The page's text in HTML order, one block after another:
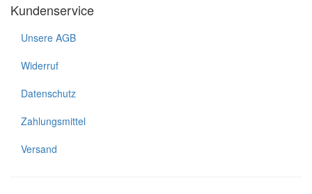
Kundenservice
Unsere AGB
Widerruf
Datenschutz
Zahlungsmittel
Versand